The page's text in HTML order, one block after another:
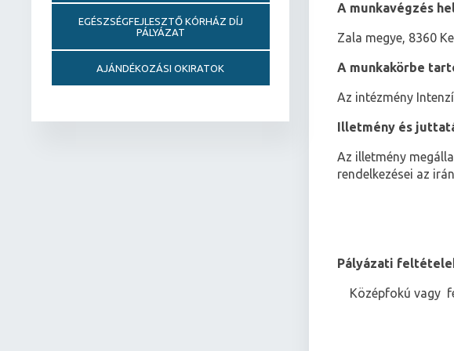
A munkavégzés
Zala megye, 8360
A munkakörbe
Az intézmény
Illetmény és
Az illetmény
rendelkezései az
Pályázati
 Középfokú vagy
EGÉSZSÉGFEJLESZTŐ KÓRHÁZ DÍJ
PÁLYÁZAT
AJÁNDÉKOZÁSI OKIRATOK